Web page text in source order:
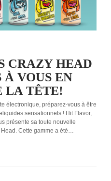
CRAZY HEAD
À VOUS EN
LA TÊTE!
électronique, préparez-vous à être
sensationnels ! Hit Flavor,
présente sa toute nouvelle
Cette gamme a été…